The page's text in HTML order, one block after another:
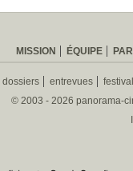
MISSION ÉQUIPE
dossiers entrevues
© 2003 - 2026 panorama-